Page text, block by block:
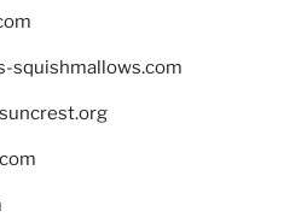
squishmallows.com